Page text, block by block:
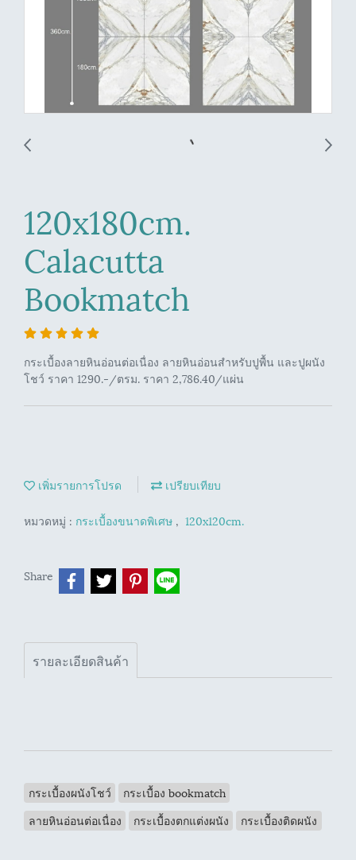
120x180cm.
Calacutta
Bookmatch
กระเบื้องลายหินอ่อนต่อเนื่อง ลายหินอ่อนสำหรับปูพื้น และปูผนัง
โชว์ ราคา 1290.-/ตรม. ราคา 2,786.40/แผ่น
เพิ่มรายการโปรด เปรียบเทียบ
หมวดหมู่ : กระเบื้องขนาดพิเศษ , 120x120cm.
Share
รายละเอียดสินค้า
กระเบื้องผนังโชว์
กระเบื้อง bookmatch
ลายหินอ่อนต่อเนื่อง
กระเบื้องตกแต่งผนัง กระเบื้องติดผนัง